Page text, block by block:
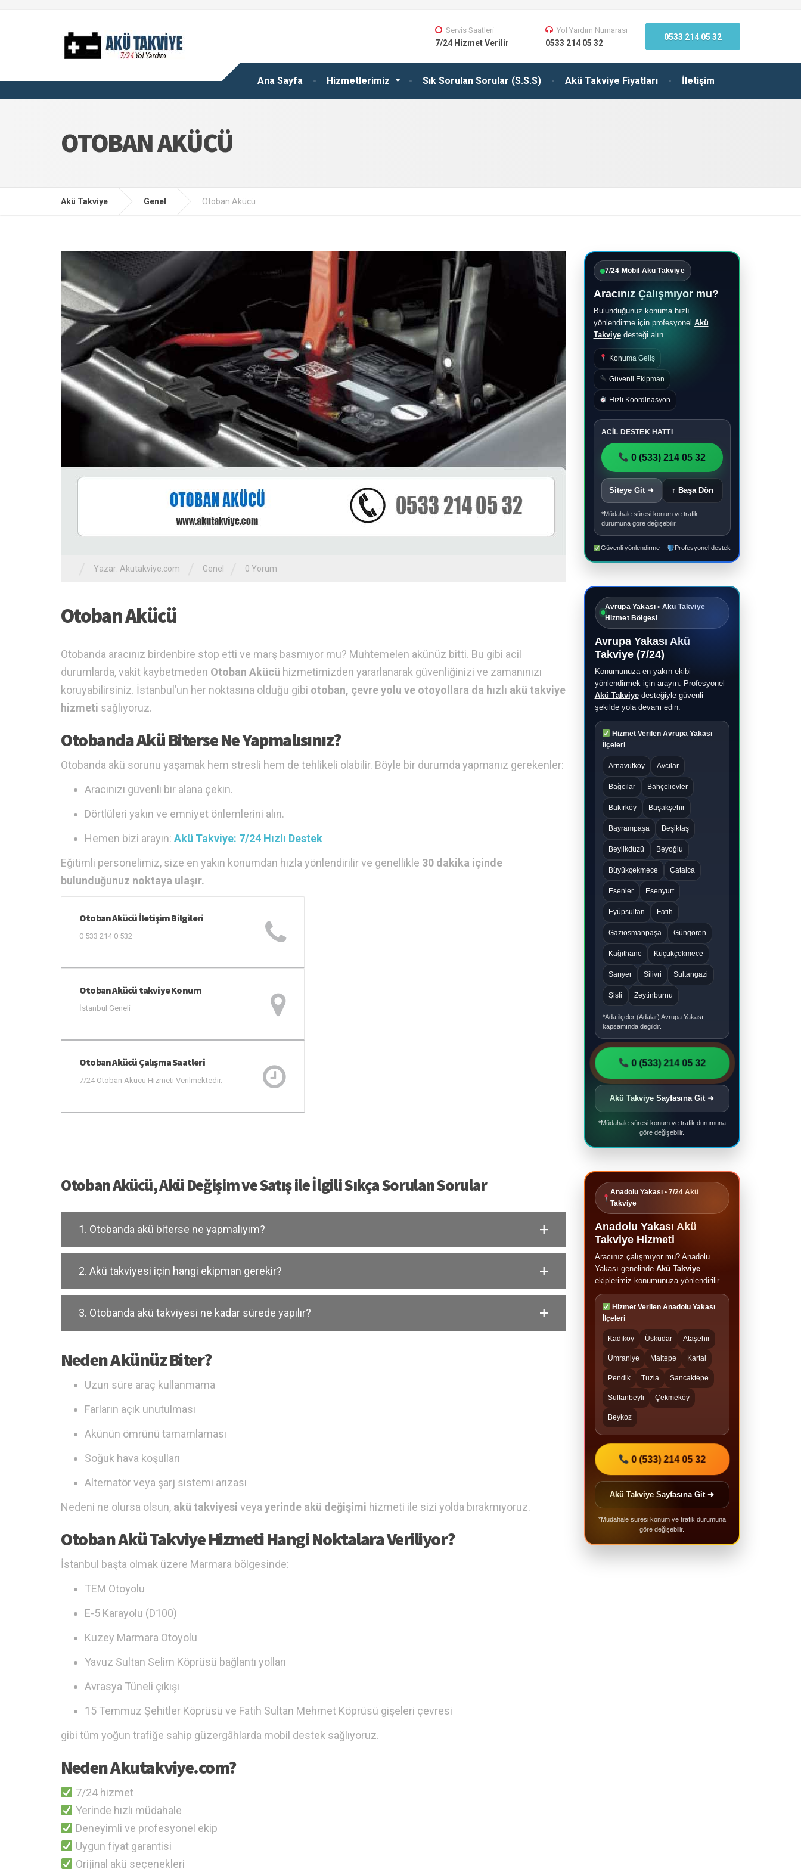
Ana Sayfa Hizmetlerimiz Sık Sorulan Sorular (S.S.S) Akü Takviye Fiyatları İletişim
Servis Saatleri
7/24 Hizmet Verilir
Yol Yardım Numarası
0533 214 05 32
0533 214 05 32
OTOBAN AKÜCÜ
Akü Takviye Genel Otoban Akücü
Yazar: Akutakviye.com Genel 0 Yorum
Otoban Akücü
Otobanda aracınız birdenbire stop etti ve marş basmıyor mu? Muhtemelen akünüz bitti. Bu gibi acil
durumlarda, vakit kaybetmeden Otoban Akücü hizmetimizden yararlanarak güvenliğinizi ve zamanınızı
koruyabilirsiniz. İstanbul’un her noktasına olduğu gibi otoban, çevre yolu ve otoyollara da hızlı akü takviye
hizmeti sağlıyoruz.
Otobanda Akü Biterse Ne Yapmalısınız?
Otobanda akü sorunu yaşamak hem stresli hem de tehlikeli olabilir. Böyle bir durumda yapmanız gerekenler:
Aracınızı güvenli bir alana çekin.
Dörtlüleri yakın ve emniyet önlemlerini alın.
Hemen bizi arayın: Akü Takviye: 7/24 Hızlı Destek
Eğitimli personelimiz, size en yakın konumdan hızla yönlendirilir ve genellikle 30 dakika içinde
bulunduğunuz noktaya ulaşır.
Otoban Akücü İletişim Bilgileri
0 533 214 0 532
Otoban Akücü takviye Konum
İstanbul Geneli
Otoban Akücü Çalışma Saatleri
7/24 Otoban Akücü Hizmeti Verilmektedir.
Otoban Akücü, Akü Değişim ve Satış ile İlgili Sıkça Sorulan Sorular
1. Otobanda akü biterse ne yapmalıyım?
2. Akü takviyesi için hangi ekipman gerekir?
3. Otobanda akü takviyesi ne kadar sürede yapılır?
Neden Akünüz Biter?
Uzun süre araç kullanmama
Farların açık unutulması
Akünün ömrünü tamamlaması
Soğuk hava koşulları
Alternatör veya şarj sistemi arızası
Nedeni ne olursa olsun, akü takviyesi veya yerinde akü değişimi hizmeti ile sizi yolda bırakmıyoruz.
Otoban Akü Takviye Hizmeti Hangi Noktalara Veriliyor?
İstanbul başta olmak üzere Marmara bölgesinde:
TEM Otoyolu
E-5 Karayolu (D100)
Kuzey Marmara Otoyolu
Yavuz Sultan Selim Köprüsü bağlantı yolları
Avrasya Tüneli çıkışı
15 Temmuz Şehitler Köprüsü ve Fatih Sultan Mehmet Köprüsü gişeleri çevresi
gibi tüm yoğun trafiğe sahip güzergâhlarda mobil destek sağlıyoruz.
Neden Akutakviye.com?
7/24 hizmet
Yerinde hızlı müdahale
Deneyimli ve profesyonel ekip
Uygun fiyat garantisi
Orijinal akü seçenekleri
7/24 Mobil Akü Takviye
Aracınız Çalışmıyor mu?
Bulunduğunuz konuma hızlı
yönlendirme için profesyonel Akü
Takviyedesteği alın.
Konuma Geliş
Güvenli Ekipman
Hızlı Koordinasyon
ACİL DESTEK HATTI
0 (533) 214 05 32
Siteye Git ➜ ↑ Başa Dön
*Müdahale süresi konum ve trafik
durumuna göre değişebilir.
Güvenli yönlendirme Profesyonel destek
Avrupa Yakası • Akü Takviye
Hizmet Bölgesi
Avrupa Yakası Akü
Takviye (7/24)
Konumunuza en yakın ekibi
yönlendirmek için arayın. Profesyonel
Akü Takviyedesteğiyle güvenli
şekilde yola devam edin.
Hizmet Verilen Avrupa Yakası
İlçeleri
Arnavutköy Avcılar
Bağcılar Bahçelievler
Bakırköy Başakşehir
Bayrampaşa Beşiktaş
Beylikdüzü Beyoğlu
Büyükçekmece Çatalca
Esenler Esenyurt
Eyüpsultan Fatih
Gaziosmanpaşa Güngören
Kağıthane Küçükçekmece
Sarıyer Silivri Sultangazi
Şişli Zeytinburnu
*Ada ilçeler (Adalar) Avrupa Yakası
kapsamında değildir.
0 (533) 214 05 32
Akü Takviye Sayfasına Git ➜
*Müdahale süresi konum ve trafik durumuna
göre değişebilir.
Anadolu Yakası • 7/24 Akü
Takviye
Anadolu Yakası Akü
Takviye Hizmeti
Aracınız çalışmıyor mu? Anadolu
Yakası genelinde Akü Takviye
ekiplerimiz konumunuza yönlendirilir.
Hizmet Verilen Anadolu Yakası
İlçeleri
Kadıköy Üsküdar Ataşehir
Ümraniye Maltepe Kartal
Pendik Tuzla Sancaktepe
Sultanbeyli Çekmeköy
Beykoz
0 (533) 214 05 32
Akü Takviye Sayfasına Git ➜
*Müdahale süresi konum ve trafik durumuna
göre değişebilir.